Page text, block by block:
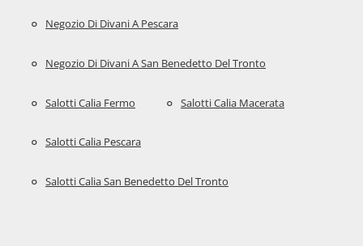
Negozio Di Divani A Pescara
Negozio Di Divani A San Benedetto Del Tronto
Salotti Calia Fermo Salotti Calia Macerata
Salotti Calia Pescara
Salotti Calia San Benedetto Del Tronto